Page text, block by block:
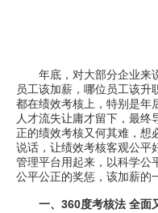
年底，对大部分企业来说
员工该加薪，哪位员工该升
都在绩效考核上，特别是年
人才流失让庸才留下，最
正的绩效考核又何其难，想
说话，让绩效考核客观公平
管理平台用起来，以科学公
公平公正的奖惩，该加薪的
一、360度考核法 全面